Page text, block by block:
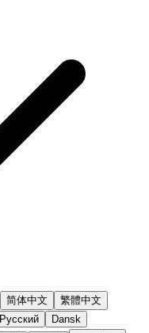
简体中文
繁體中文
Русский
Dansk